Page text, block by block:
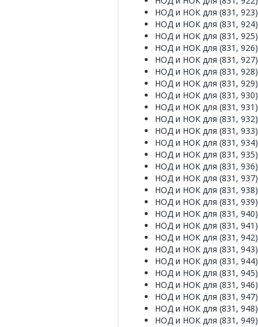
НОД и НОК для (831, 923)
НОД и НОК для (831, 924)
НОД и НОК для (831, 925)
НОД и НОК для (831, 926)
НОД и НОК для (831, 927)
НОД и НОК для (831, 928)
НОД и НОК для (831, 929)
НОД и НОК для (831, 930)
НОД и НОК для (831, 931)
НОД и НОК для (831, 932)
НОД и НОК для (831, 933)
НОД и НОК для (831, 934)
НОД и НОК для (831, 935)
НОД и НОК для (831, 936)
НОД и НОК для (831, 937)
НОД и НОК для (831, 938)
НОД и НОК для (831, 939)
НОД и НОК для (831, 940)
НОД и НОК для (831, 941)
НОД и НОК для (831, 942)
НОД и НОК для (831, 943)
НОД и НОК для (831, 944)
НОД и НОК для (831, 945)
НОД и НОК для (831, 946)
НОД и НОК для (831, 947)
НОД и НОК для (831, 948)
НОД и НОК для (831, 949)